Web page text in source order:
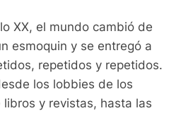
XX, el mundo cambió de
esmoquin y se entregó a
repetidos y repetidos.
los lobbies de los
y revistas, hasta las